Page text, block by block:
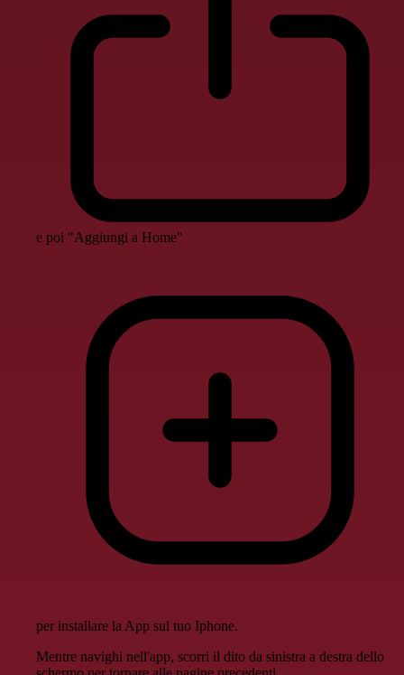
e poi "Aggiungi a Home"
per installare la App sul tuo Iphone.
Mentre navighi nell'app, scorri il dito da sinistra a destra dello